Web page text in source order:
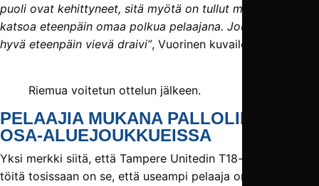
puoli ovat kehittyneet, sitä myötä on tullut myös uusi tapa
katsoa eteenpäin omaa polkua pelaajana. Joukkueessa on
hyvä eteenpäin vievä draivi”, Vuorinen kuvailee.
Riemua voitetun ottelun jälkeen.
PELAAJIA MUKANA PALLOLIITON
OSA-ALUEJOUKKUEISSA
Yksi merkki siitä, että Tampere Unitedin T18-joukkue tekee
töitä tosissaan on se, että useampi pelaaja on ollut